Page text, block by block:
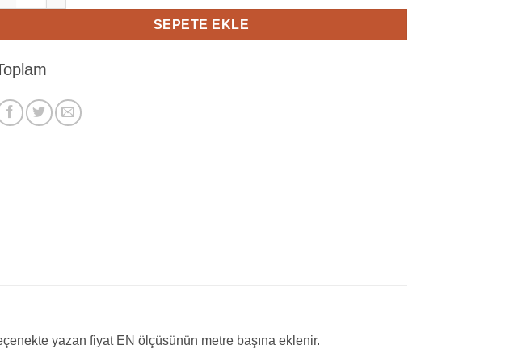
SEPETE EKLE
yazan fiyat EN ölçüsünün metre başına eklenir.